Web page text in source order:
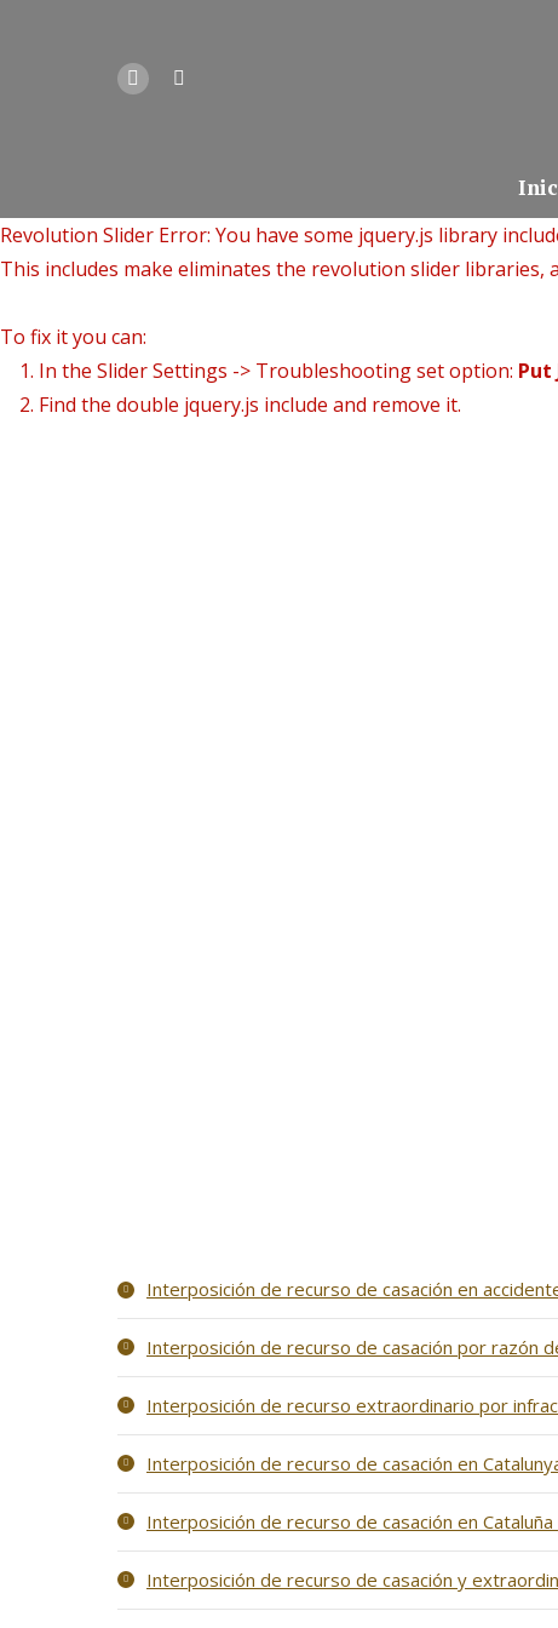
Revolution Slider Error: You have some jquery.js library
This includes make eliminates the revolution slider libraries,
To fix it you can:
1. In the Slider Settings -> Troubleshooting set option: Put
2. Find the double jquery.js include and remove it.
Interposición de recurso de casación en
Interposición de recurso de casación por razón
Interposición de recurso extraordinario por
Interposición de recurso de casación en
Interposición de recurso de casación en
Interposición de recurso de casación y